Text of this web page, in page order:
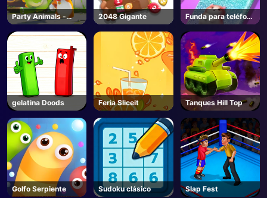
Party Animals -
Steam
2048 Gigante
Funda para teléfono
DIY 4
gelatina Doods Feria Sliceit Tanques Hill Top
Golfo Serpiente Sudoku clásico Slap Fest